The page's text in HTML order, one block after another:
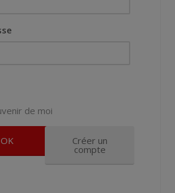
de moi
Créer un
compte